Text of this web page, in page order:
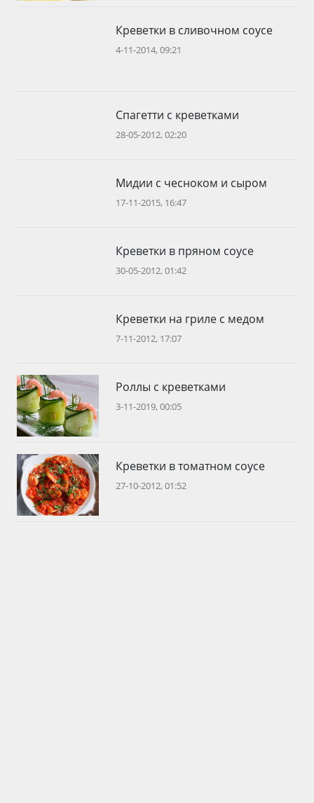
Креветки в сливочном соусе
4-11-2014, 09:21
Спагетти с креветками
28-05-2012, 02:20
Мидии с чесноком и сыром
17-11-2015, 16:47
Креветки в пряном соусе
30-05-2012, 01:42
Креветки на гриле с медом
7-11-2012, 17:07
Роллы с креветками
3-11-2019, 00:05
Креветки в томатном соусе
27-10-2012, 01:52